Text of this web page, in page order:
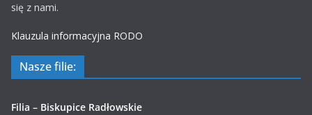
się z nami.
Klauzula informacyjna RODO
Nasze filie:
Filia – Biskupice Radłowskie